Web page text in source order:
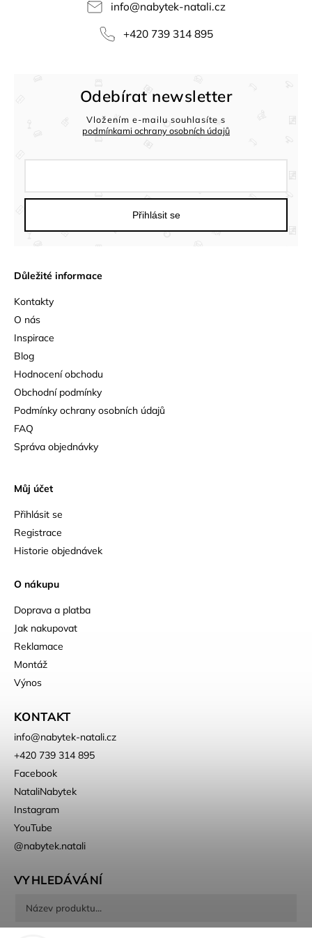
info@nabytek-natali.cz
+420 739 314 895
Důležité informace
Kontakty
O nás
Inspirace
Blog
Hodnocení obchodu
Obchodní podmínky
Podmínky ochrany osobních údajů
FAQ
Správa objednávky
Můj účet
Přihlásit se
Registrace
Historie objednávek
O nákupu
Doprava a platba
Jak nakupovat
Reklamace
Montáž
Výnos
KONTAKT
info@nabytek-natali.cz
+420 739 314 895
Facebook
NataliNabytek
Instagram
YouTube
@nabytek.natali
Odebírat newsletter
Vložením e-mailu souhlasíte s
podmínkami ochrany osobních údajů
Přihlásit se
VYHLEDÁVÁNÍ